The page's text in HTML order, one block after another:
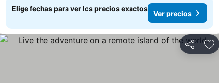
Elige fechas para ver los precios exactos
Ver precios
Compartir